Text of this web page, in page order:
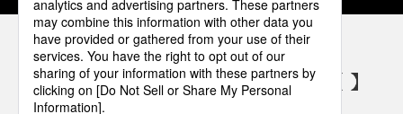
パナソニックの電気設備 SNSアカウント